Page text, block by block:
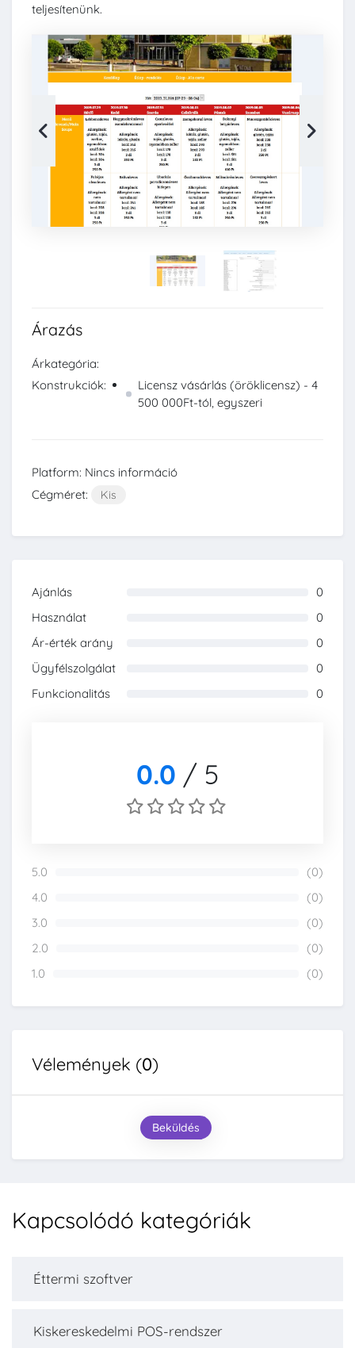
teljesítenünk.
Árazás
Árkategória:
Konstrukciók:
Licensz vásárlás (öröklicensz) - 4
500 000Ft-tól, egyszeri
Platform: Nincs információ
Cégméret:
Kis
Ajánlás
0
Használat
0
Ár-érték arány
0
Ügyfélszolgálat
0
Funkcionalitás
0
0.0 / 5
5.0
(0)
4.0
(0)
3.0
(0)
2.0
(0)
1.0
(0)
Vélemények (0)
Beküldés
Kapcsolódó kategóriák
Éttermi szoftver
Kiskereskedelmi POS-rendszer